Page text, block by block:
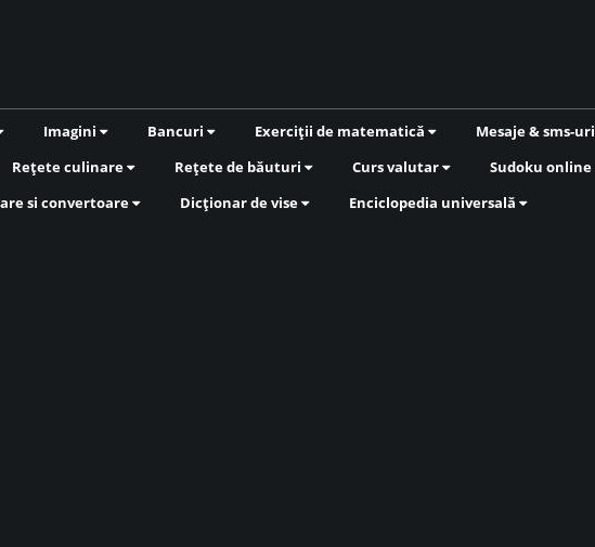
Imagini Bancuri Exerciții de matematică Mesaje & sms-uri
Rețete culinare Rețete de băuturi Curs valutar Sudoku online
si convertoare
Dicționar de vise Enciclopedia universală